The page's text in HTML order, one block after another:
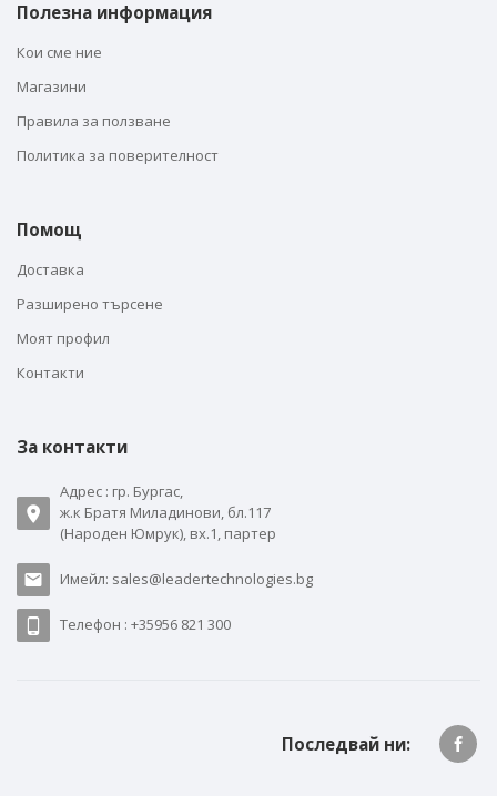
Полезна информация
Кои сме ние
Магазини
Правила за ползване
Политика за поверителност
Помощ
Доставка
Разширено търсене
Моят профил
Контакти
За контакти
Адрес : гр. Бургас,
ж.к Братя Миладинови, бл.117
(Народен Юмрук), вх.1, партер
Имейл: sales@leadertechnologies.bg
Телефон : +35956 821 300
Последвай ни: